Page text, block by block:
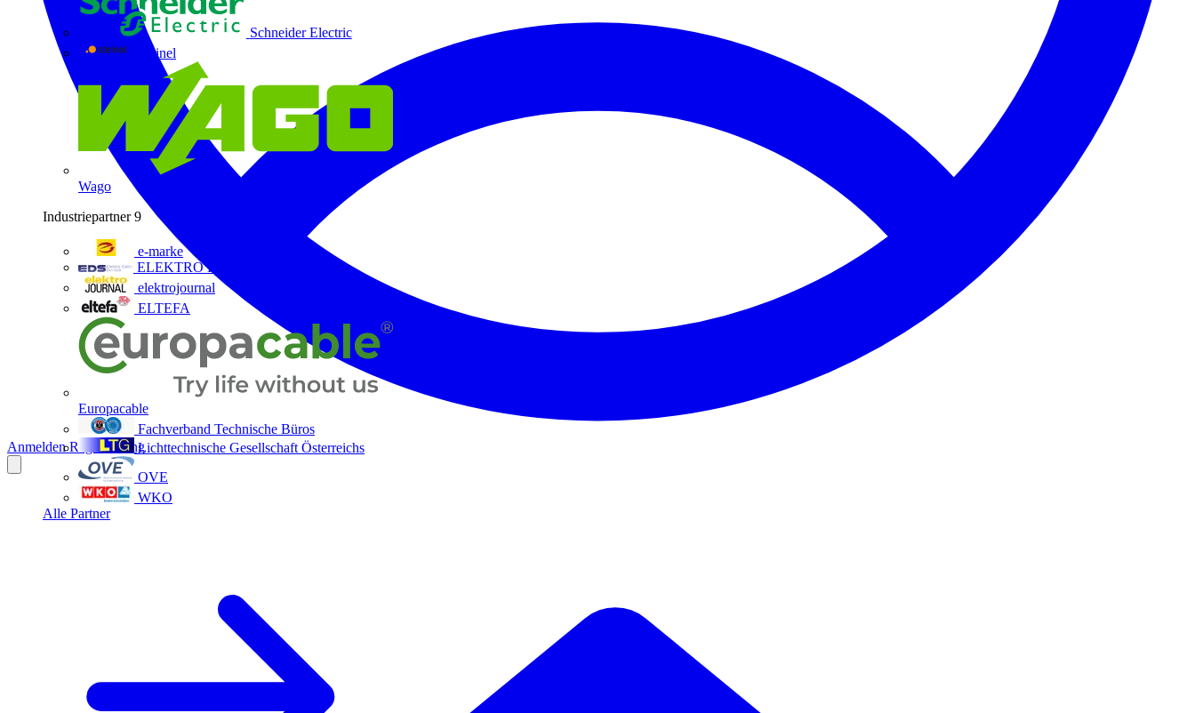
Schneider Electric
Steinel
Wago
Industriepartner 9
e-marke
ELEKTRO Daten Serviceges
elektrojournal
ELTEFA
Europacable
Fachverband Technische Büros
Lichttechnische Gesellschaft Österreichs
OVE
WKO
Alle Partner
AnmeldenRegistrierung